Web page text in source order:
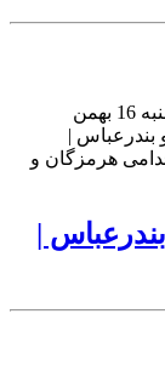
روزنامه استخدامی هرمزگان و بندرعباس | دوشنبه 16 بهمن
بندرعباس |
استخدامی هرمزگان و
|